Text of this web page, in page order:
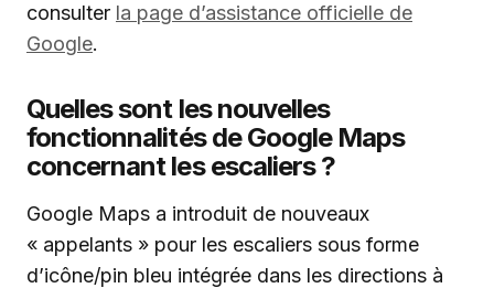
consulter la page d’assistance officielle de
Google.
Quelles sont les nouvelles
fonctionnalités de Google Maps
concernant les escaliers ?
Google Maps a introduit de nouveaux
« appelants » pour les escaliers sous forme
d’icône/pin bleu intégrée dans les directions à